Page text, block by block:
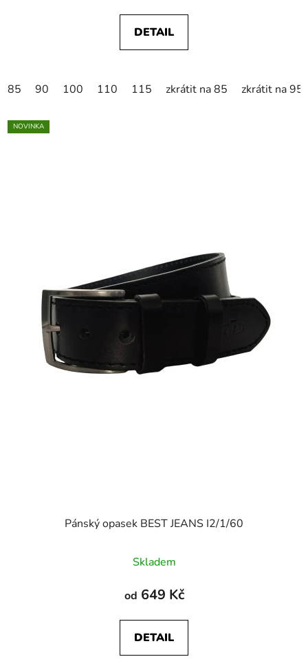
DETAIL
85 90 100 110 115 zkrátit na 85 zkrátit na 95
NOVINKA
Pánský opasek BEST JEANS I2/1/60
Skladem
od 649 Kč
DETAIL